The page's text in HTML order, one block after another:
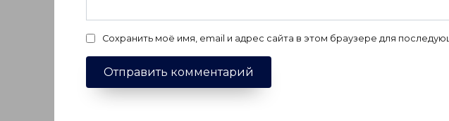
Сохранить моё имя, email и адрес сайта в этом браузере для